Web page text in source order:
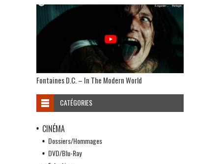
Fontaines D.C. – In The Modern World
CATÉGORIES
CINÉMA
Dossiers/Hommages
DVD/Blu-Ray